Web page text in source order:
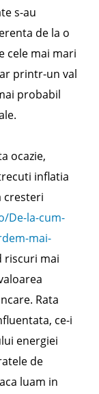
s-au
de la o
cele mai mari
printr-un val
probabil
ocazie,
inflatia
cresteri
De-la-cum-
mai-
riscuri mai
Rata
ce-i
energiei
de
luam in